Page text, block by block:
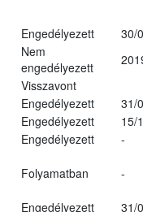
Engedélyezett
30/
Nem
engedélyezett
Visszavont
Engedélyezett
31/
Engedélyezett
15/
Engedélyezett
-
Folyamatban -
Engedélyezett 31/